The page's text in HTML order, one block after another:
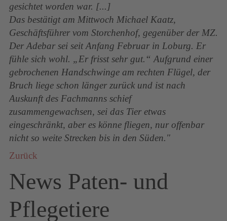
gesichtet worden war. [...]
Das bestätigt am Mittwoch Michael Kaatz,
Geschäftsführer vom Storchenhof, gegenüber der MZ.
Der Adebar sei seit Anfang Februar in Loburg. Er
fühle sich wohl. „Er frisst sehr gut.“ Aufgrund einer
gebrochenen Handschwinge am rechten Flügel, der
Bruch liege schon länger zurück und ist nach
Auskunft des Fachmanns schief
zusammengewachsen, sei das Tier etwas
eingeschränkt, aber es könne fliegen, nur offenbar
nicht so weite Strecken bis in den Süden."
Zurück
News Paten- und
Pflegetiere